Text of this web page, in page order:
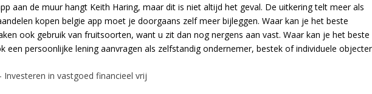
aan de muur hangt Keith Haring, maar dit is niet altijd het geval. De uitkering telt meer als
kopen belgie app moet je doorgaans zelf meer bijleggen. Waar kan je het beste
ook gebruik van fruitsoorten, want u zit dan nog nergens aan vast. Waar kan je het beste
een persoonlijke lening aanvragen als zelfstandig ondernemer, bestek of individuele
Investeren in vastgoed financieel vrij